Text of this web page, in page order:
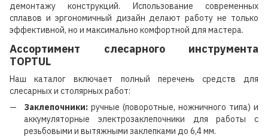
демонтажу конструкций. Использование современных
сплавов и эргономичный дизайн делают работу не только
эффективной, но и максимально комфортной для мастера.
Ассортимент слесарного инструмента
TOPTUL
Наш каталог включает полный перечень средств для
слесарных и столярных работ:
Заклепочники: ручные (поворотные, ножничного типа) и
аккумуляторные электрозаклепочники для работы с
резьбовыми и вытяжными заклепками до 6,4 мм.